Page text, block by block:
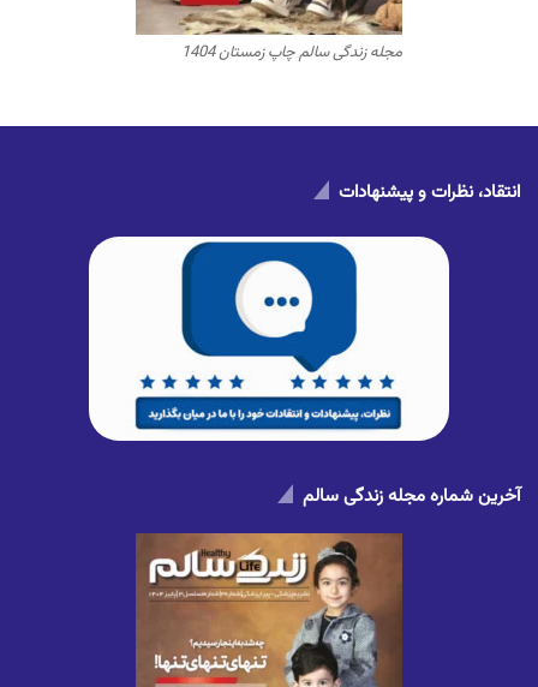
مجله زندگی سالم چاپ زمستان 1404
انتقاد، نظرات و پیشنهادات
آخرین شماره مجله زندگی سالم